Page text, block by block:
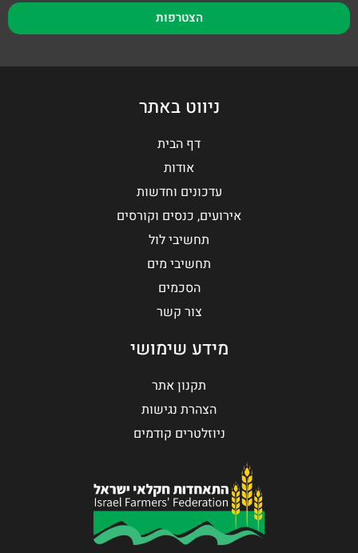
הצטרפות
ניווט באתר
דף הבית
אודות
עדכונים וחדשות
אירועים, כנסים וקורסים
תחשיבי לול
תחשיבי מים
הסכמים
צור קשר
מידע שימושי
תקנון אתר
הצהרת נגישות
ניוזלטרים קודמים